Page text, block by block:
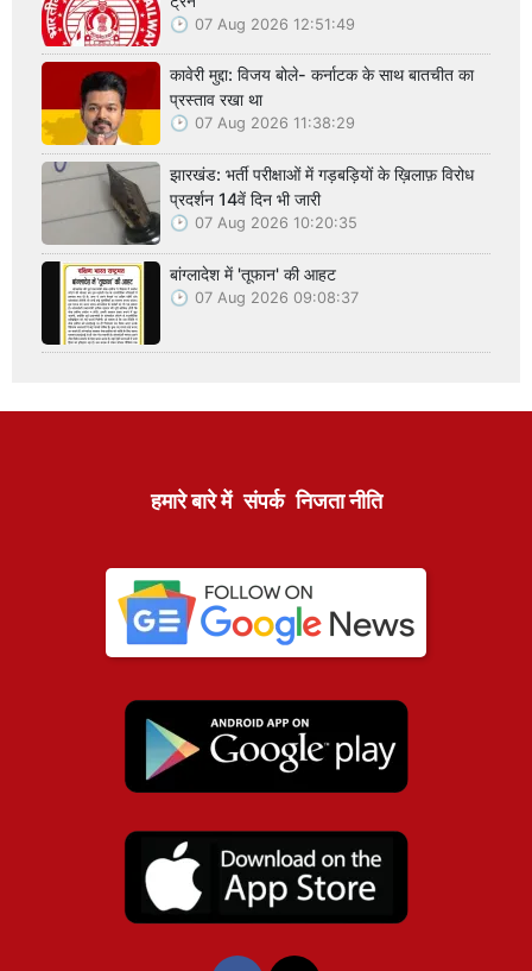
07 Aug 2026 12:51:49
कावेरी मुद्दा: विजय बोले- कर्नाटक के साथ बातचीत का
प्रस्ताव रखा था
07 Aug 2026 11:38:29
झारखंड: भर्ती परीक्षाओं में गड़बड़ियों के ख़िलाफ़ विरोध
प्रदर्शन 14वें दिन भी जारी
07 Aug 2026 10:20:35
बांग्लादेश में 'तूफान' की आहट
07 Aug 2026 09:08:37
हमारे बारे में संपर्क निजता नीति